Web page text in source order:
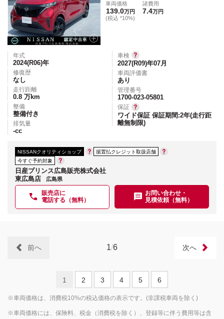
車両価格
139.0万円
(税込 *10%)
諸費用
7.4万円
年式
2024(R06)年
修復歴
なし
走行距離
0.8 万km
整備
整備付き
排気量
-cc
車検
2027(R09)年07月
車両評価書
あり
管理番号
1700-023-05801
保証
ワイド保証 保証期間:2年(走行距
離無制限)
NISSANクオリティショップ
据置払クレジット取扱店舗
今すぐ予約対象
日産プリンス広島販売株式会社
東広島店
広島県
販売店に
電話する（無料）
お問い合わせ・
見積依頼（無料）
1/6
前へ 次へ
1 2 3 4 5 6
※車両価格は、消費税10%の税込価格の表示です。(非課税車両を除く)
※車両価格には、保険料、税金（消費税を除く）、登録等に伴う費用等は含